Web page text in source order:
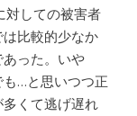
対しての被害者
比較的少なか
った。いや
…と思いつつ正
くて逃げ遅れ